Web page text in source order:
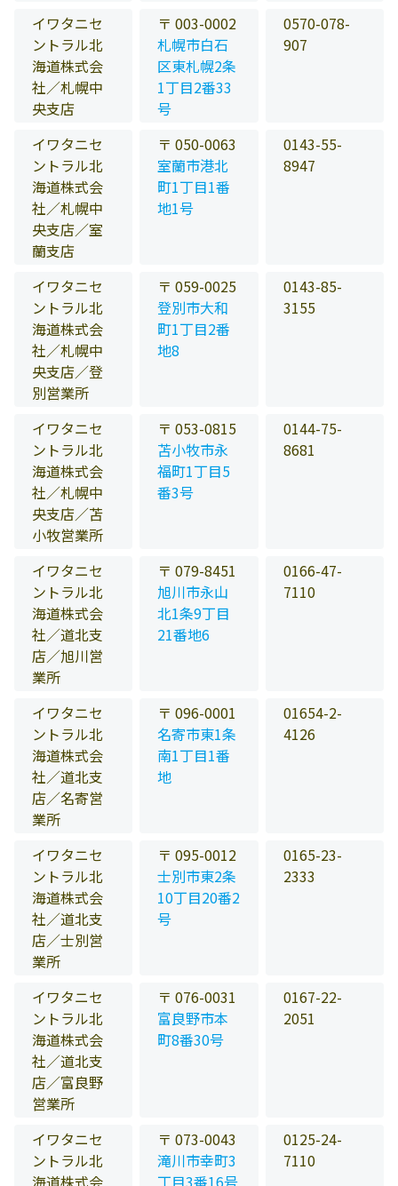
イワタニセ
ントラル北
海道株式会
社／札幌中
央支店
〒 003-0002
札幌市白石
区東札幌2条
1丁目2番33
号
0570-078-
907
イワタニセ
ントラル北
海道株式会
社／札幌中
央支店／室
蘭支店
〒 050-0063
室蘭市港北
町1丁目1番
地1号
0143-55-
8947
イワタニセ
ントラル北
海道株式会
社／札幌中
央支店／登
別営業所
〒 059-0025
登別市大和
町1丁目2番
地8
0143-85-
3155
イワタニセ
ントラル北
海道株式会
社／札幌中
央支店／苫
小牧営業所
〒 053-0815
苫小牧市永
福町1丁目5
番3号
0144-75-
8681
イワタニセ
ントラル北
海道株式会
社／道北支
店／旭川営
業所
〒 079-8451
旭川市永山
北1条9丁目
21番地6
0166-47-
7110
イワタニセ
ントラル北
海道株式会
社／道北支
店／名寄営
業所
〒 096-0001
名寄市東1条
南1丁目1番
地
01654-2-
4126
イワタニセ
ントラル北
海道株式会
社／道北支
店／士別営
業所
〒 095-0012
士別市東2条
10丁目20番2
号
0165-23-
2333
イワタニセ
ントラル北
海道株式会
社／道北支
店／富良野
営業所
〒 076-0031
富良野市本
町8番30号
0167-22-
2051
イワタニセ
ントラル北
〒 073-0043
滝川市幸町3
0125-24-
7110